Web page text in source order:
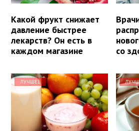
Какой фрукт снижает
давление быстрее
лекарств? Он есть в
каждом магазине
со
ЛУЧШЕЕ